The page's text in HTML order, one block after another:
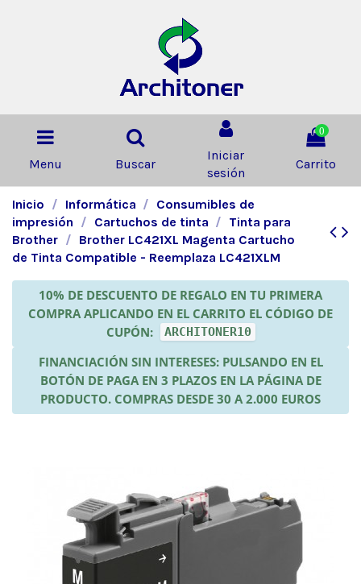
Menu Buscar
Iniciar
sesión
0
Carrito
Inicio Informática
Consumibles de
impresión
Cartuchos de tinta
Tinta para
Brother
Brother LC421XL Magenta Cartucho
de Tinta Compatible - Reemplaza LC421XLM
10% DE DESCUENTO DE REGALO EN TU PRIMERA
COMPRA APLICANDO EN EL CARRITO EL CÓDIGO DE
CUPÓN:
ARCHITONER10
FINANCIACIÓN SIN INTERESES: PULSANDO EN EL
BOTÓN DE PAGA EN 3 PLAZOS EN LA PÁGINA DE
PRODUCTO. COMPRAS DESDE 30 A 2.000 EUROS